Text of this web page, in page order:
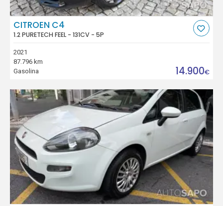
CITROEN C4
1.2 PURETECH FEEL - 131CV - 5P
2021
87.796 km
Gasolina
14.900€